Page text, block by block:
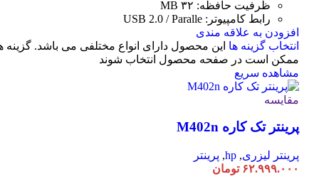
ظرفیت حافظه: ۳۲ MB
رابط کامپیوتر: USB 2.0 / Paralle
افزودن به علاقه مندی
انتخاب گزینه ها این محصول دارای انواع مختلفی می باشد. گزینه
ممکن است در صفحه محصول انتخاب شوند
مشاهده سریع
مقایسه
پرینتر تک کاره M402n
پرینتر لیزری,
hp
, پرینتر
۶۲.۹۹۹.۰۰۰ تومان